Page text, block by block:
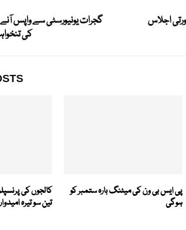
گجرات یونیورسٹی سے واپس آنے
کی
اجلاس
کالجوں کی
تین سو تیرہ
پی ایس بی ون کی میٹنگ بارہ ستمبر کو
ہوگی